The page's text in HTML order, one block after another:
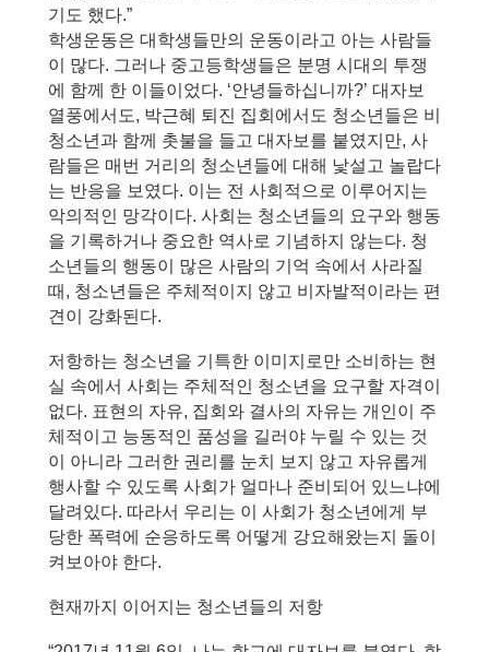
기도 했다.”
학생운동은 대학생들만의 운동이라고 아는 사람들
이 많다. 그러나 중고등학생들은 분명 시대의 투쟁
에 함께 한 이들이었다. ‘안녕들하십니까?’ 대자보
열풍에서도, 박근혜 퇴진 집회에서도 청소년들은 비
청소년과 함께 촛불을 들고 대자보를 붙였지만, 사
람들은 매번 거리의 청소년들에 대해 낯설고 놀랍다
는 반응을 보였다. 이는 전 사회적으로 이루어지는
악의적인 망각이다. 사회는 청소년들의 요구와 행동
을 기록하거나 중요한 역사로 기념하지 않는다. 청
소년들의 행동이 많은 사람의 기억 속에서 사라질
때, 청소년들은 주체적이지 않고 비자발적이라는 편
견이 강화된다.
저항하는 청소년을 기특한 이미지로만 소비하는 현
실 속에서 사회는 주체적인 청소년을 요구할 자격이
없다. 표현의 자유, 집회와 결사의 자유는 개인이 주
체적이고 능동적인 품성을 길러야 누릴 수 있는 것
이 아니라 그러한 권리를 눈치 보지 않고 자유롭게
행사할 수 있도록 사회가 얼마나 준비되어 있느냐에
달려있다. 따라서 우리는 이 사회가 청소년에게 부
당한 폭력에 순응하도록 어떻게 강요해왔는지 돌이
켜보아야 한다.
현재까지 이어지는 청소년들의 저항